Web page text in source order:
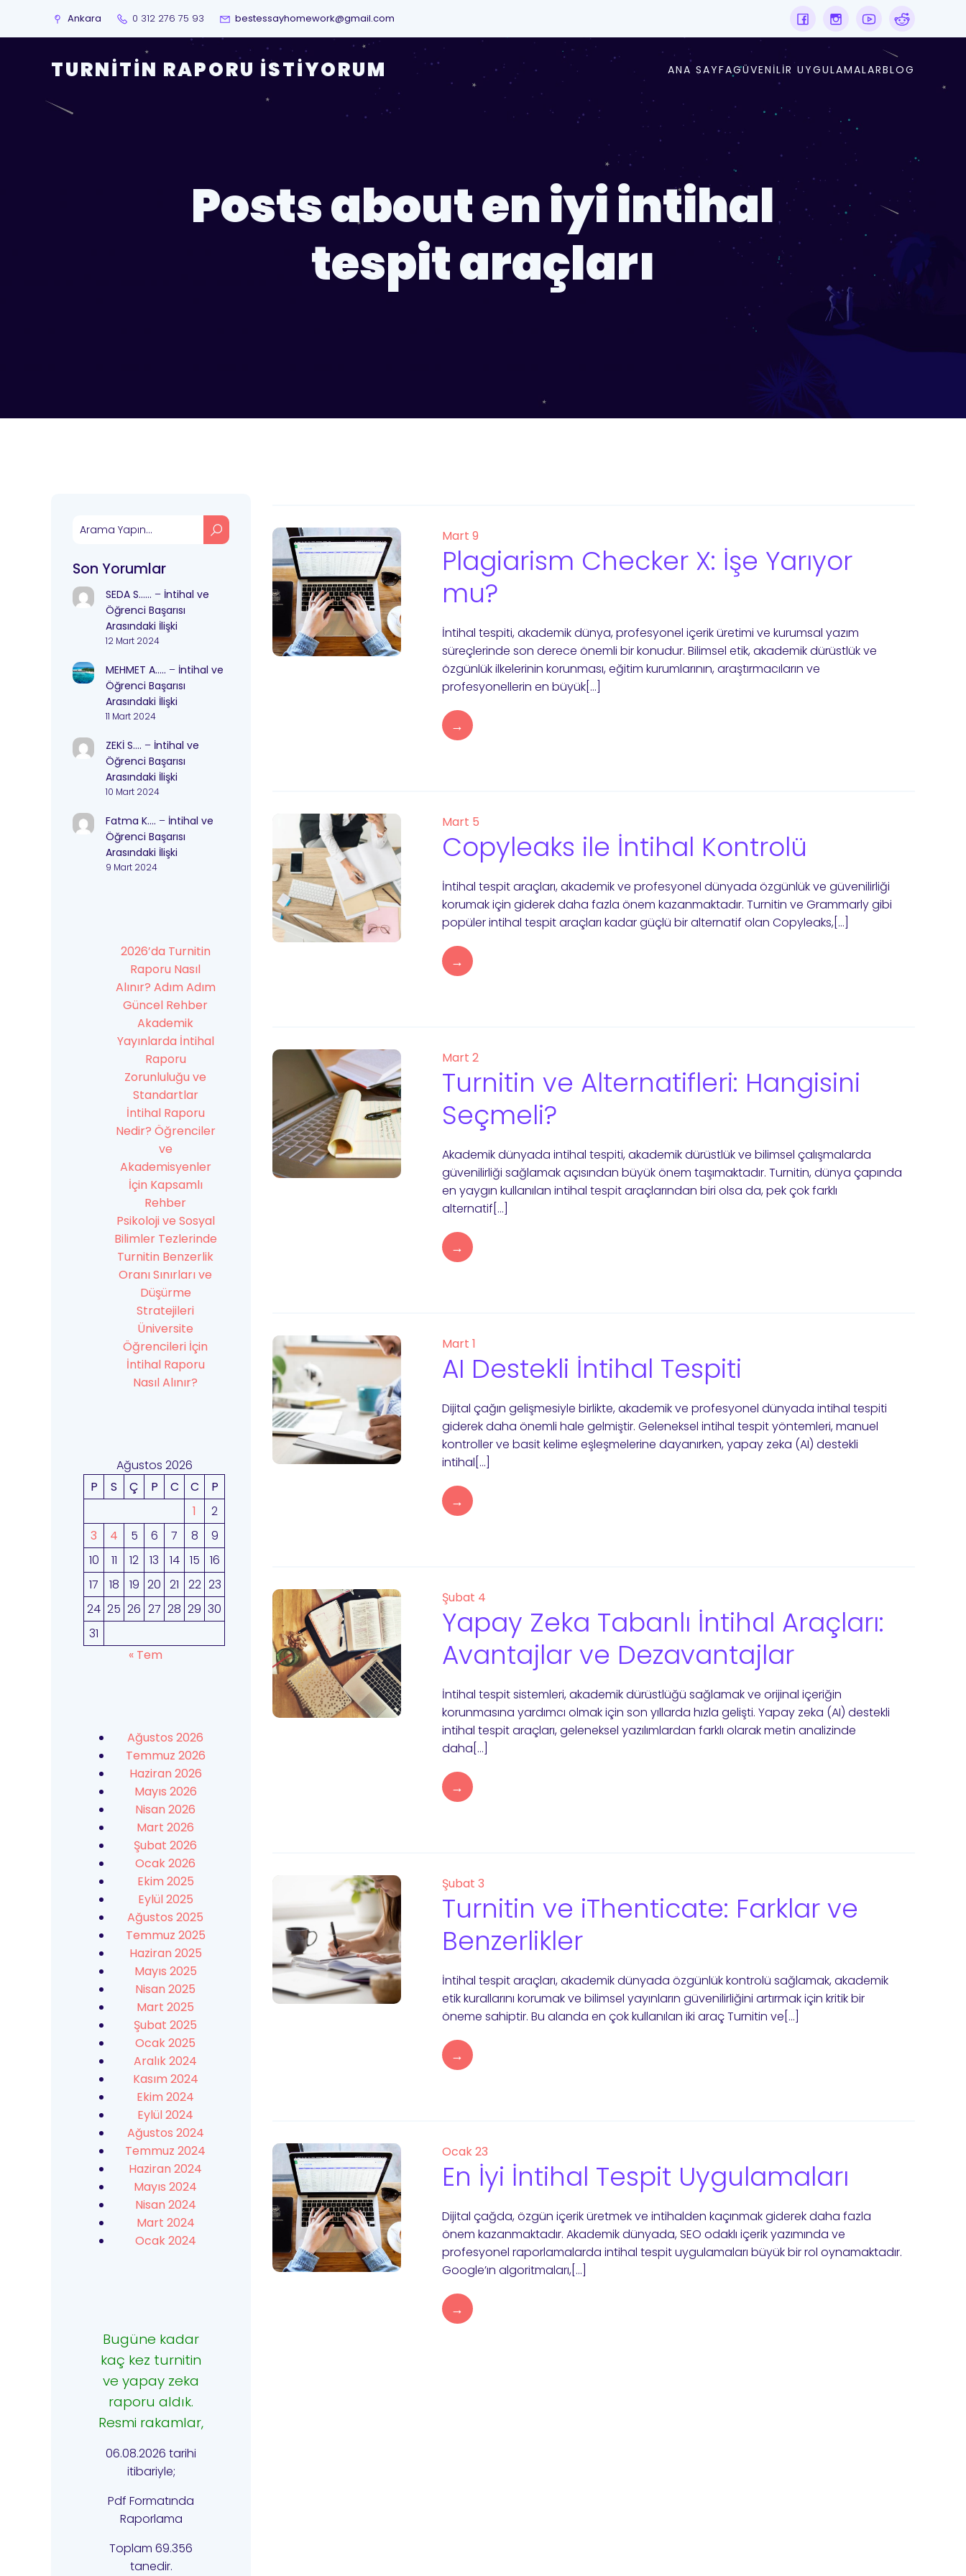
Ankara 0 312 276 75 93 bestessayhomework@gmail.com
TURNITIN RAPORU İSTIYORUM ANA SAYFAGÜVENILIR UYGULAMALARBLOG
Posts about en iyi intihal
tespit araçları
Son Yorumlar
SEDA S…… – İntihal ve
Öğrenci Başarısı
Arasındaki İlişki
12 Mart 2024
MEHMET A….. – İntihal ve
Öğrenci Başarısı
Arasındaki İlişki
11 Mart 2024
ZEKİ S…. – İntihal ve
Öğrenci Başarısı
Arasındaki İlişki
10 Mart 2024
Fatma K…. – İntihal ve
Öğrenci Başarısı
Arasındaki İlişki
9 Mart 2024
2026’da Turnitin
Raporu Nasıl
Alınır? Adım Adım
Güncel Rehber
Akademik
Yayınlarda İntihal
Raporu
Zorunluluğu ve
Standartlar
İntihal Raporu
Nedir? Öğrenciler
ve
Akademisyenler
İçin Kapsamlı
Rehber
Psikoloji ve Sosyal
Bilimler Tezlerinde
Turnitin Benzerlik
Oranı Sınırları ve
Düşürme
Stratejileri
Üniversite
Öğrencileri İçin
İntihal Raporu
Nasıl Alınır?
Ağustos 2026
P
S Ç P C C
P
1
2
3
4 5 6 7 8
9
10
11 12 13 14 15
16
17
18 19 20 21 22 23
24 25 26 27 28 29 30
31
« Tem
Ağustos 2026
Temmuz 2026
Haziran 2026
Mayıs 2026
Nisan 2026
Mart 2026
Şubat 2026
Ocak 2026
Ekim 2025
Eylül 2025
Ağustos 2025
Temmuz 2025
Haziran 2025
Mayıs 2025
Nisan 2025
Mart 2025
Şubat 2025
Ocak 2025
Aralık 2024
Kasım 2024
Ekim 2024
Eylül 2024
Ağustos 2024
Temmuz 2024
Haziran 2024
Mayıs 2024
Nisan 2024
Mart 2024
Ocak 2024
Bugüne kadar
kaç kez turnitin
ve yapay zeka
raporu aldık.
Resmi rakamlar,
06.08.2026 tarihi
itibariyle;
Pdf Formatında
Raporlama
Toplam 69.356
tanedir.
Mart 9
Plagiarism Checker X: İşe Yarıyor
mu?
İntihal tespiti, akademik dünya, profesyonel içerik üretimi ve kurumsal yazım
süreçlerinde son derece önemli bir konudur. Bilimsel etik, akademik dürüstlük ve
özgünlük ilkelerinin korunması, eğitim kurumlarının, araştırmacıların ve
profesyonellerin en büyük[…]
→
Mart 5
Copyleaks ile İntihal Kontrolü
İntihal tespit araçları, akademik ve profesyonel dünyada özgünlük ve güvenilirliği
korumak için giderek daha fazla önem kazanmaktadır. Turnitin ve Grammarly gibi
popüler intihal tespit araçları kadar güçlü bir alternatif olan Copyleaks,[…]
→
Mart 2
Turnitin ve Alternatifleri: Hangisini
Seçmeli?
Akademik dünyada intihal tespiti, akademik dürüstlük ve bilimsel çalışmalarda
güvenilirliği sağlamak açısından büyük önem taşımaktadır. Turnitin, dünya çapında
en yaygın kullanılan intihal tespit araçlarından biri olsa da, pek çok farklı
alternatif[…]
→
Mart 1
AI Destekli İntihal Tespiti
Dijital çağın gelişmesiyle birlikte, akademik ve profesyonel dünyada intihal tespiti
giderek daha önemli hale gelmiştir. Geleneksel intihal tespit yöntemleri, manuel
kontroller ve basit kelime eşleşmelerine dayanırken, yapay zeka (AI) destekli
intihal[…]
→
Şubat 4
Yapay Zeka Tabanlı İntihal Araçları:
Avantajlar ve Dezavantajlar
İntihal tespit sistemleri, akademik dürüstlüğü sağlamak ve orijinal içeriğin
korunmasına yardımcı olmak için son yıllarda hızla gelişti. Yapay zeka (AI) destekli
intihal tespit araçları, geleneksel yazılımlardan farklı olarak metin analizinde
daha[…]
→
Şubat 3
Turnitin ve iThenticate: Farklar ve
Benzerlikler
İntihal tespit araçları, akademik dünyada özgünlük kontrolü sağlamak, akademik
etik kurallarını korumak ve bilimsel yayınların güvenilirliğini artırmak için kritik bir
öneme sahiptir. Bu alanda en çok kullanılan iki araç Turnitin ve[…]
→
Ocak 23
En İyi İntihal Tespit Uygulamaları
Dijital çağda, özgün içerik üretmek ve intihalden kaçınmak giderek daha fazla
önem kazanmaktadır. Akademik dünyada, SEO odaklı içerik yazımında ve
profesyonel raporlamalarda intihal tespit uygulamaları büyük bir rol oynamaktadır.
Google’ın algoritmaları,[…]
→